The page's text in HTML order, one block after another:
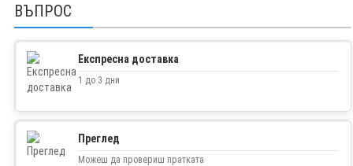
ВЪПРОС
Експресна доставка
1 до 3 дни
Преглед
Можеш да провериш пратката